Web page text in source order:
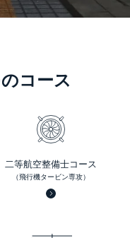
コース
二等航空整備士コース
（飛行機タービン専攻）